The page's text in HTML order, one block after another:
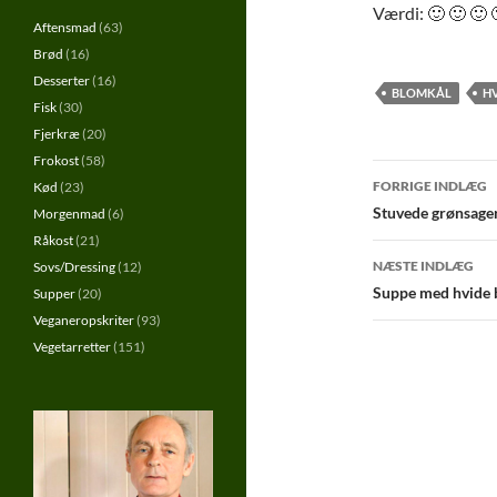
Værdi: 🙂 🙂 🙂
BLOMKÅL
FORRIGE INDLÆG
Stuvede
NÆSTE INDLÆG
Suppe med hvide
Aftensmad (63)
Brød (16)
Desserter(16)
Fisk(30)
Fjerkræ(20)
Frokost(58)
Kød (23)
Morgenmad (6)
Råkost(21)
Sovs/Dressing(12)
Supper(20)
Veganeropskriter(93)
Vegetarretter(151)